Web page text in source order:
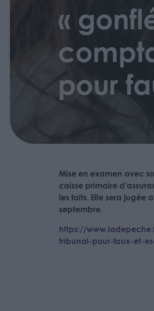
«
pour
Mise en examen avec
caisse primaire
les faits. Elle sera
septembre.
https://
tribunal-pour-faux-et-